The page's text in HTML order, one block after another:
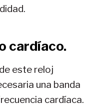
cardíaco.
este reloj
una banda
cardíaca.